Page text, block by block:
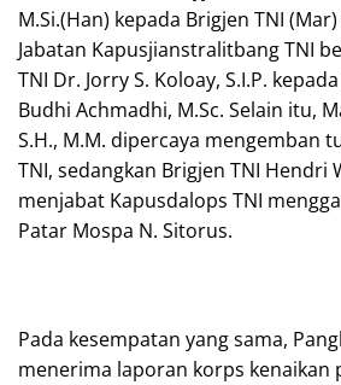
M.Si.(Han) kepada Brigjen TNI
Jabatan Kapusjianstralitbang TNI
TNI Dr. Jorry S. Koloay, S.I.P.
Budhi Achmadhi, M.Sc. Selain itu,
S.H., M.M. dipercaya mengemban
TNI, sedangkan Brigjen TNI Hendri
menjabat Kapusdalops TNI
Patar Mospa N. Sitorus.
Pada kesempatan yang sama,
menerima laporan korps kenaikan